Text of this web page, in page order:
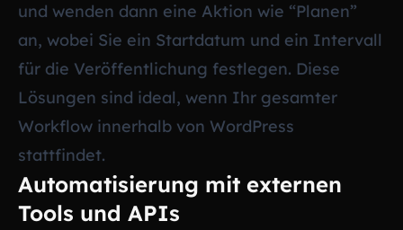
und wenden dann eine Aktion wie “Planen”
an, wobei Sie ein Startdatum und ein Intervall
für die Veröffentlichung festlegen. Diese
Lösungen sind ideal, wenn Ihr gesamter
Workflow innerhalb von WordPress
stattfindet.
Automatisierung mit externen
Tools und APIs